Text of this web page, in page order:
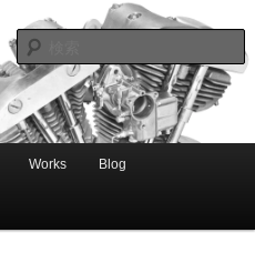
ビッグツイン＆スポーツスターなどを取
修理・カスタムまで一貫対応します。
Works Blog